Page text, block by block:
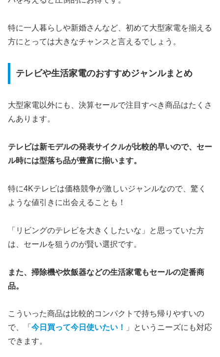
特に一人暮らしや新婚さんなど、初めて大型家電を揃える
方にとっては大きなチャンスと言えるでしょう。
テレビや生活家電のおすすめジャンルまとめ
大型家電以外にも、決算セールで注目すべき商品はたくさ
んあります。
テレビは新モデルの発表サイクルが比較的早いので、セー
ル時には型落ち品が豊富に揃います。
特に4Kテレビは価格競争が激しいジャンルなので、驚く
ような値引きに出会えることも！
「リビングのテレビを大きくしたいな」と思っていた方
は、セールを狙うのが賢い選択です。
また、掃除機や炊飯器などの生活家電もセールの定番商
品。
こういった商品は比較的コンパクトで持ち帰りやすいの
で、「 今日買って今日使いたい！
」というニーズにも対応
できます。